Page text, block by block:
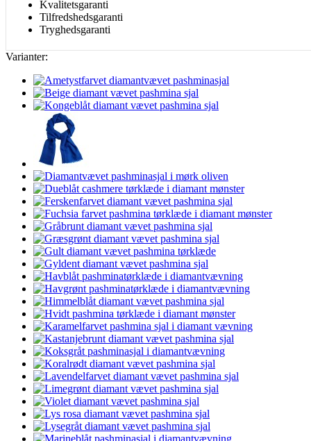
Kvalitetsgaranti
Tilfredshedsgaranti
Tryghedsgaranti
Varianter: